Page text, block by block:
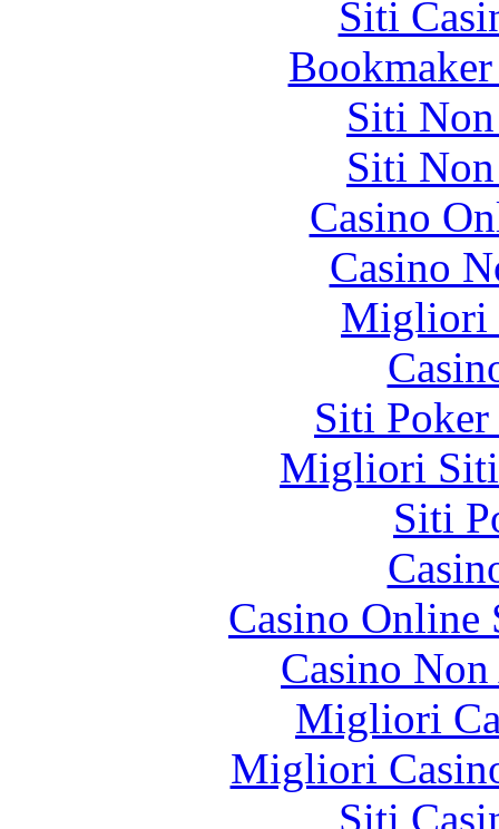
Siti
Siti
Siti
Casino
Casino
Migliori
Siti
Migliori Siti
Siti
Casino
Casino
Migliori
Migliori
Siti